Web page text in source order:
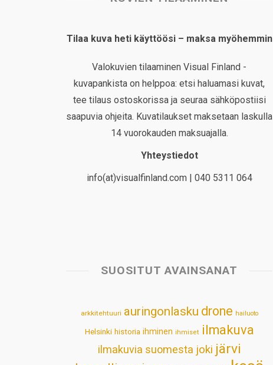
Tilaa kuva heti käyttöösi – maksa myöhemmin
Valokuvien tilaaminen Visual Finland -
kuvapankista on helppoa: etsi haluamasi kuvat,
tee tilaus ostoskorissa ja seuraa sähköpostiisi
saapuvia ohjeita. Kuvatilaukset maksetaan laskulla
14 vuorokauden maksuajalla.
Yhteystiedot
info(at)visualfinland.com | 040 5311 064
SUOSITUT AVAINSANAT
arkkitehtuuri auringonlasku drone hailuoto
Helsinki historia ihminen ihmiset ilmakuva
ilmakuvia suomesta joki järvi